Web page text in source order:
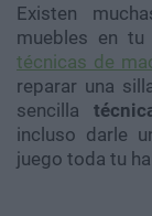
Existen
muebles en tu
técnicas de
reparar una
sencilla
incluso darle
juego toda tu